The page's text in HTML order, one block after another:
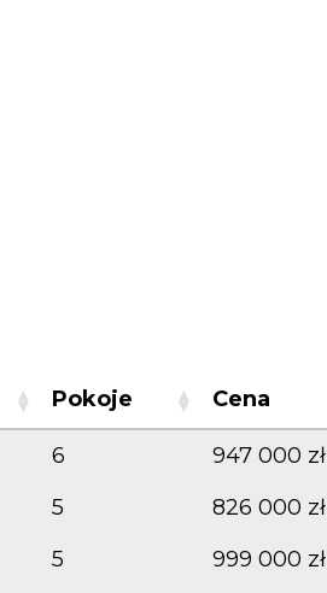
Pokoje Cena
6 947 000 zł
5 826 000 zł
5 999 000 zł